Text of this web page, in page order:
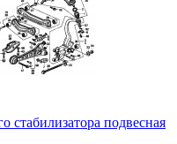
стабилизатора подвесная